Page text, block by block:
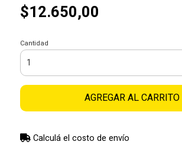
$12.650,00
Cantidad
AGREGAR AL CARRITO
Calculá el costo de envío